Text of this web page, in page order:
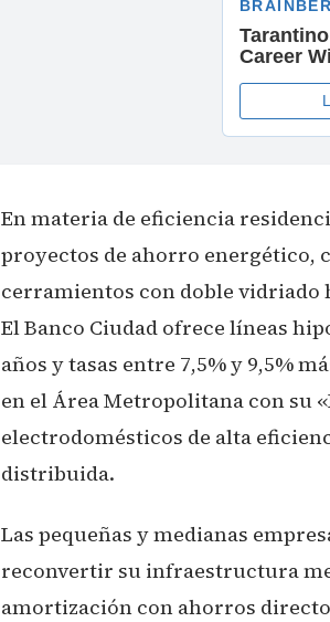
En materia de eficiencia
proyectos de ahorro energético,
cerramientos con doble
El Banco Ciudad ofrece líneas
años y tasas entre 7,5% y 9,5%
en el Área Metropolitana con su
electrodomésticos de alta
distribuida.
Las pequeñas y medianas
reconvertir su infraestructura
amortización con ahorros